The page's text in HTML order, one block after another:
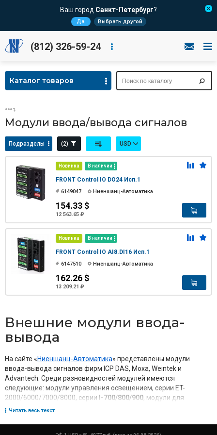
Ваш город Санкт-Петербург?
Да Выбрать другой
(812) 326-59-24
Каталог товаров
Модули ввода/вывода сигналов
Подразделы (2) USD
Новинка В наличии
FRONT Control IO DO24 Исп.1
6149047 Ниеншанц-Автоматика
154.33 $
12 563.65 ₽
Новинка В наличии
FRONT Control IO AI8.DI16 Исп.1
6147510 Ниеншанц-Автоматика
162.26 $
13 209.21 ₽
Внешние модули ввода-
вывода
На сайте «Ниеншанц-Автоматика» представлены модули
ввода-вывода сигналов фирм ICP DAS, Moxa, Weintek и
Advantech. Среди разновидностей модулей имеются
следующие: модули управления освещением, серии ET-
2000/6000/7000/8000, серии I-700/800/900, модули для
контроллеров ioPAC, платы для расширения контроллеров,
беспроводные модули ввода - вывода, серия WISE, модули
Читать весь текст